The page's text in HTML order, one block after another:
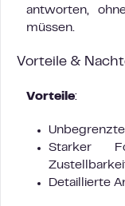
antworten,
müssen.
Vorteile &
Vorteile:
Starker
Detaillierte